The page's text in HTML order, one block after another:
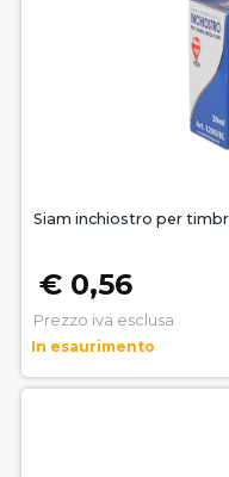
Siam inchiostro per
€ 0,56
Prezzo iva esclusa
In esaurimento